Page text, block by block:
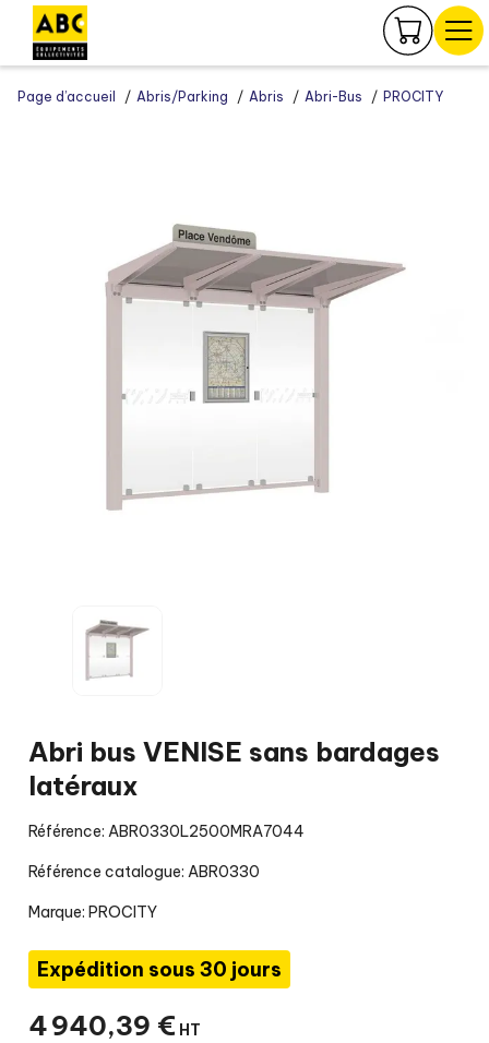
Page d’accueil Abris/Parking Abris Abri-Bus PROCITY
Abri bus VENISE sans bardages
latéraux
Référence: ABR0330L2500MRA7044
Référence catalogue: ABR0330
Marque: PROCITY
Expédition sous 30 jours
4 940,39 € HT
Panneau de gestion des cookies